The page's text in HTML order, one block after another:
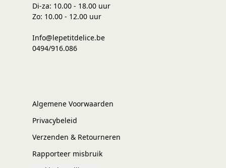
Di-za: 10.00 - 18.00 uur
Zo: 10.00 - 12.00 uur
Info@lepetitdelice.be
0494/916.086
Algemene Voorwaarden
Privacybeleid
Verzenden & Retourneren
Rapporteer misbruik